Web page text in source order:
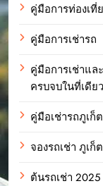
คู่มือการท่องเที่
คู่มือการเช่ารถ
คู่มือการเช่าแล
ครบจบในที่เดีย
คู่มือเช่ารถภูเ
จองรถเช่า ภูเก็
ต้นรถเช่า 2025